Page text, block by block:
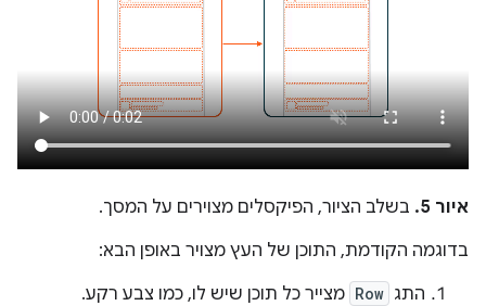
איור 5.
בשלב הציור, הפיקסלים מצוירים על המסך.
בדוגמה הקודמת, התוכן של העץ מצויר באופן הבא:
התג Row מצייר כל תוכן שיש לו, כמו צבע רקע.